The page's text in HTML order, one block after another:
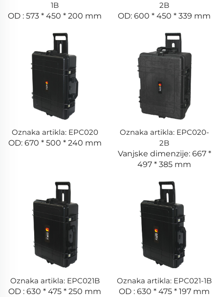
1B
OD : 573 * 450 * 200 mm
2B
OD: 600 * 450 * 339 mm
Oznaka artikla: EPC020
OD: 670 * 500 * 240 mm
Oznaka artikla: EPC020-
2B
Vanjske dimenzije: 667 *
497 * 385 mm
Oznaka artikla: EPC021B
OD : 630 * 475 * 250 mm
Oznaka artikla: EPC021-1B
OD : 630 * 475 * 197 mm